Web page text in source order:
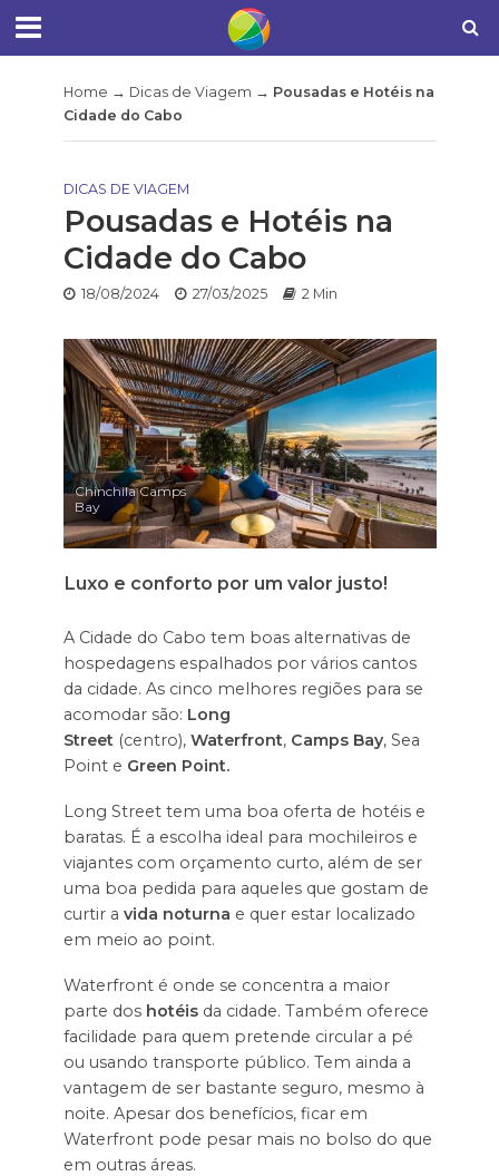
Home → Dicas de Viagem → Pousadas e Hotéis na
Cidade do Cabo
DICAS DE VIAGEM
Pousadas e Hotéis na
Cidade do Cabo
18/08/2024 27/03/2025 2 Min
Chinchila Camps
Bay
Luxo e conforto por um valor justo!
A Cidade do Cabo tem boas alternativas de
hospedagens espalhados por vários cantos
da cidade. As cinco melhores regiões para se
acomodar são: Long
Street(centro), Waterfront, Camps Bay, Sea
Point e Green Point.
Long Street tem uma boa oferta de hotéis e
baratas. É a escolha ideal para mochileiros e
viajantes com orçamento curto, além de ser
uma boa pedida para aqueles que gostam de
curtir a vida noturna e quer estar localizado
em meio ao point.
Waterfront é onde se concentra a maior
parte dos hotéis da cidade. Também oferece
facilidade para quem pretende circular a pé
ou usando transporte público. Tem ainda a
vantagem de ser bastante seguro, mesmo à
noite. Apesar dos benefícios, ficar em
Waterfront pode pesar mais no bolso do que
em outras áreas.